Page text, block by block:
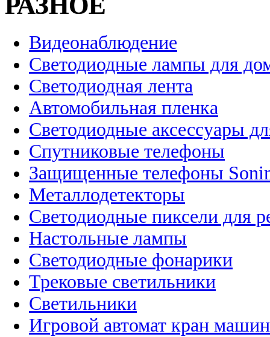
Видеонаблюдение
Светодиодные лампы для
Светодиодная лента
Автомобильная пленка
Светодиодные аксессуары
Спутниковые телефоны
Защищенные телефоны
Металлодетекторы
Светодиодные пиксели для
Настольные лампы
Светодиодные фонарики
Трековые светильники
Светильники
Игровой автомат кран